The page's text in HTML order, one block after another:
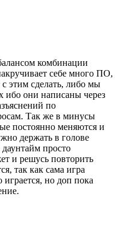
комбинации
себе много ПО,
этим сделать, либо мы
ибо они написаны через
по
Так же в минусы
постоянно меняются и
держать в голове
просто
и решусь повторить
так как сама игра
играется, но доп пока